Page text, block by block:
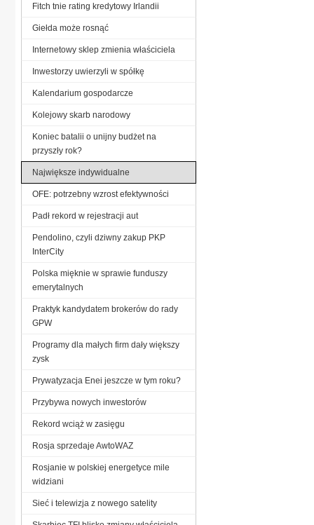
Fitch tnie rating kredytowy Irlandii
Giełda może rosnąć
Internetowy sklep zmienia właściciela
Inwestorzy uwierzyli w spółkę
Kalendarium gospodarcze
Kolejowy skarb narodowy
Koniec batalii o unijny budżet na
przyszły rok?
Największe indywidualne
OFE: potrzebny wzrost efektywności
Padł rekord w rejestracji aut
Pendolino, czyli dziwny zakup PKP
InterCity
Polska mięknie w sprawie funduszy
emerytalnych
Praktyk kandydatem brokerów do rady
GPW
Programy dla małych firm dały większy
zysk
Prywatyzacja Enei jeszcze w tym roku?
Przybywa nowych inwestorów
Rekord wciąż w zasięgu
Rosja sprzedaje AwtoWAZ
Rosjanie w polskiej energetyce mile
widziani
Sieć i telewizja z nowego satelity